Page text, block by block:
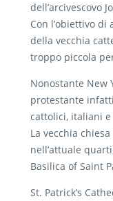
dell’arcivescovo
Con l’obiettivo
della vecchia
troppo piccola
Nonostante New
protestante
cattolici, italiani
La vecchia
nell’attuale
Basilica of Saint
St. Patrick’s